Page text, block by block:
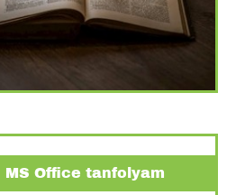
MS Office tanfolyam